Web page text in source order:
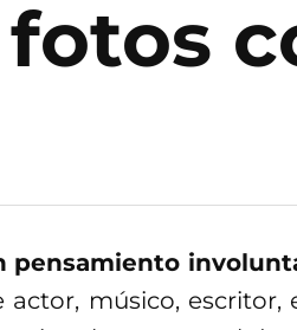
pensamiento
actor, músico, escritor,